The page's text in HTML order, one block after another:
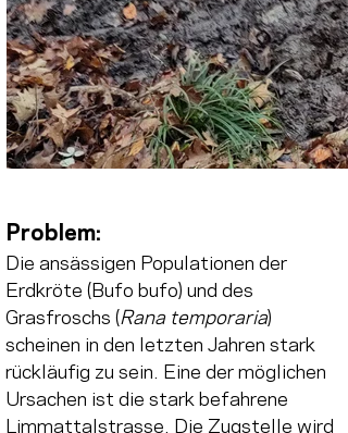
Problem:
Die ansässigen Populationen der
Erdkröte (Bufo bufo) und des
Grasfroschs (Rana temporaria)
scheinen in den letzten Jahren stark
rückläufig zu sein. Eine der möglichen
Ursachen ist die stark befahrene
Limmattalstrasse. Die Zugstelle wird